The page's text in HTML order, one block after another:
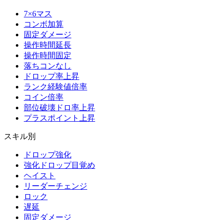
7×6マス
コンボ加算
固定ダメージ
操作時間延長
操作時間固定
落ちコンなし
ドロップ率上昇
ランク経験値倍率
コイン倍率
部位破壊ドロ率上昇
プラスポイント上昇
スキル別
ドロップ強化
強化ドロップ目覚め
ヘイスト
リーダーチェンジ
ロック
遅延
固定ダメージ